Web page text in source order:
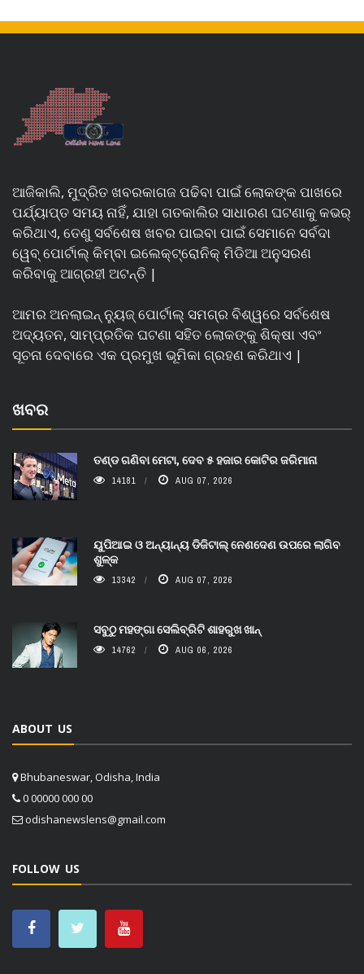
ଆଜିକାଲି, ମୁଦ୍ରିତ ଖବରକାଗଜ ପଢିବା ପାଇଁ ଲୋକଙ୍କ ପାଖରେ
ପର୍ଯ୍ୟାପ୍ତ ସମୟ ନାହିଁ, ଯାହା ଗତକାଲିର ସାଧାରଣ ଘଟଣାକୁ କଭର୍
କରିଥାଏ, ତେଣୁ ସର୍ବଶେଷ ଖବର ପାଇବା ପାଇଁ ସେମାନେ ସର୍ବଦା
ୱେବ୍ ପୋର୍ଟାଲ୍ କିମ୍ବା ଇଲେକ୍ଟ୍ରୋନିକ୍ ମିଡିଆ ଅନୁସରଣ
କରିବାକୁ ଆଗ୍ରହୀ ଅଟନ୍ତି |
ଆମର ଅନଲାଇନ୍ ନ୍ୟୁଜ୍ ପୋର୍ଟାଲ୍ ସମଗ୍ର ବିଶ୍ୱରେ ସର୍ବଶେଷ
ଅଦ୍ୟତନ, ସାମ୍ପ୍ରତିକ ଘଟଣା ସହିତ ଲୋକଙ୍କୁ ଶିକ୍ଷା ଏବଂ
ସୂଚନା ଦେବାରେ ଏକ ପ୍ରମୁଖ ଭୂମିକା ଗ୍ରହଣ କରିଥାଏ |
ଖବର
ତଣ୍ଡ ଗଣିବା ମେଟା, ଦେବ ୫ ହଜାର କୋଟିର ଜରିମାନା
14181 AUG 07, 2026
ୟୁପିଆଇ ଓ ଅନ୍ୟାନ୍ୟ ଡିଜିଟାଲ୍ ନେଣଦେଣ ଉପରେ ଲାଗିବ
ଶୁଳ୍କ
13342 AUG 07, 2026
ସବୁଠୁ ମହଙ୍ଗା ସେଲିବ୍ରିଟି ଶାହରୁଖ ଖାନ୍
14762 AUG 06, 2026
ABOUT US
Bhubaneswar, Odisha, India
0 00000 000 00
odishanewslens@gmail.com
FOLLOW US